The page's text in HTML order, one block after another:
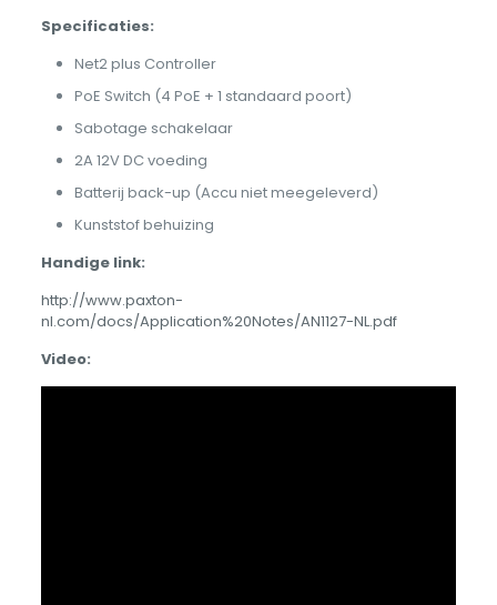
Specificaties:
Net2 plus Controller
PoE Switch (4 PoE + 1 standaard poort)
Sabotage schakelaar
2A 12V DC voeding
Batterij back-up (Accu niet meegeleverd)
Kunststof behuizing
Handige link:
http://www.paxton-
nl.com/docs/Application%20Notes/AN1127-NL.pdf
Video: